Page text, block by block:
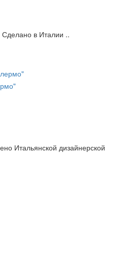
в Италии ..
Итальянской дизайнерской